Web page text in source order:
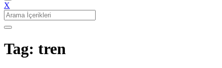
X
Search
for:
Tag: tren